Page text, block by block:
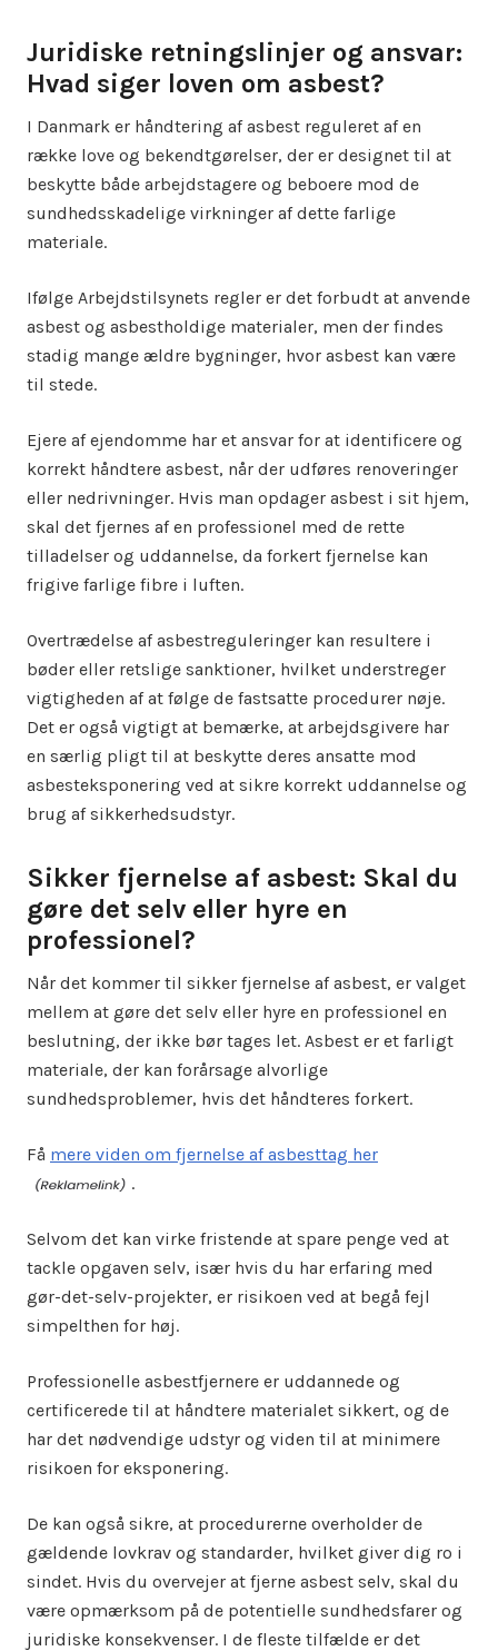
Juridiske retningslinjer og ansvar:
Hvad siger loven om asbest?
I Danmark er håndtering af asbest reguleret af en
række love og bekendtgørelser, der er designet til at
beskytte både arbejdstagere og beboere mod de
sundhedsskadelige virkninger af dette farlige
materiale.
Ifølge Arbejdstilsynets regler er det forbudt at anvende
asbest og asbestholdige materialer, men der findes
stadig mange ældre bygninger, hvor asbest kan være
til stede.
Ejere af ejendomme har et ansvar for at identificere og
korrekt håndtere asbest, når der udføres renoveringer
eller nedrivninger. Hvis man opdager asbest i sit hjem,
skal det fjernes af en professionel med de rette
tilladelser og uddannelse, da forkert fjernelse kan
frigive farlige fibre i luften.
Overtrædelse af asbestreguleringer kan resultere i
bøder eller retslige sanktioner, hvilket understreger
vigtigheden af at følge de fastsatte procedurer nøje.
Det er også vigtigt at bemærke, at arbejdsgivere har
en særlig pligt til at beskytte deres ansatte mod
asbesteksponering ved at sikre korrekt uddannelse og
brug af sikkerhedsudstyr.
Sikker fjernelse af asbest: Skal du
gøre det selv eller hyre en
professionel?
Når det kommer til sikker fjernelse af asbest, er valget
mellem at gøre det selv eller hyre en professionel en
beslutning, der ikke bør tages let. Asbest er et farligt
materiale, der kan forårsage alvorlige
sundhedsproblemer, hvis det håndteres forkert.
Få mere viden om fjernelse af asbesttag her
.
Selvom det kan virke fristende at spare penge ved at
tackle opgaven selv, især hvis du har erfaring med
gør-det-selv-projekter, er risikoen ved at begå fejl
simpelthen for høj.
Professionelle asbestfjernere er uddannede og
certificerede til at håndtere materialet sikkert, og de
har det nødvendige udstyr og viden til at minimere
risikoen for eksponering.
De kan også sikre, at procedurerne overholder de
gældende lovkrav og standarder, hvilket giver dig ro i
sindet. Hvis du overvejer at fjerne asbest selv, skal du
være opmærksom på de potentielle sundhedsfarer og
juridiske konsekvenser. I de fleste tilfælde er det